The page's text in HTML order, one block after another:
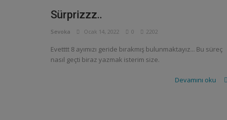
Sürprizzz..
Sevoka Ocak 14, 2022 0 2202
Evetttt 8 ayımızı geride bırakmış bulunmaktayız... Bu süreç
nasıl geçti biraz yazmak isterim size.
Devamını oku